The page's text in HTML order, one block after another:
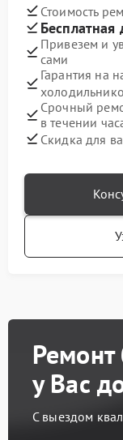
Стоимость
Бесплатная
Привезем и
сами
Гарантия на
Срочный
в течении
Скидка для
Ремонт
у Вас
С выездом